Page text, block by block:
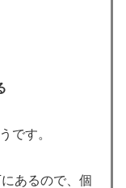
です。
あるので、個